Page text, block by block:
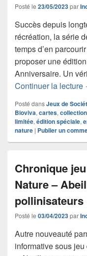
Posté le 23/05/2023par
Succès depuis
récréation, la série
temps d’en
proposer une
Anniversaire. Un
Continuer la lecture
Posté dansJeux de
Bioviva, cartes, collection
limitée, édition spéciale,
nature | Publier un
Chronique
Nature –
pollinisateurs
Posté le 03/04/2023par
Autre nouveauté
informative sous